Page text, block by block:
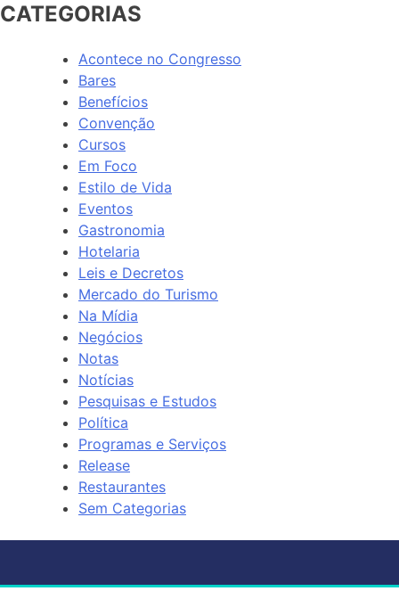
CATEGORIAS
Acontece no Congresso
Bares
Benefícios
Convenção
Cursos
Em Foco
Estilo de Vida
Eventos
Gastronomia
Hotelaria
Leis e Decretos
Mercado do Turismo
Na Mídia
Negócios
Notas
Notícias
Pesquisas e Estudos
Política
Programas e Serviços
Release
Restaurantes
Sem Categorias